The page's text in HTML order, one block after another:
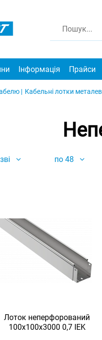
Інформація Прайси
| Кабельні лотки
по 48
Лоток неперфорований
100x100x3000 0,7 IEK